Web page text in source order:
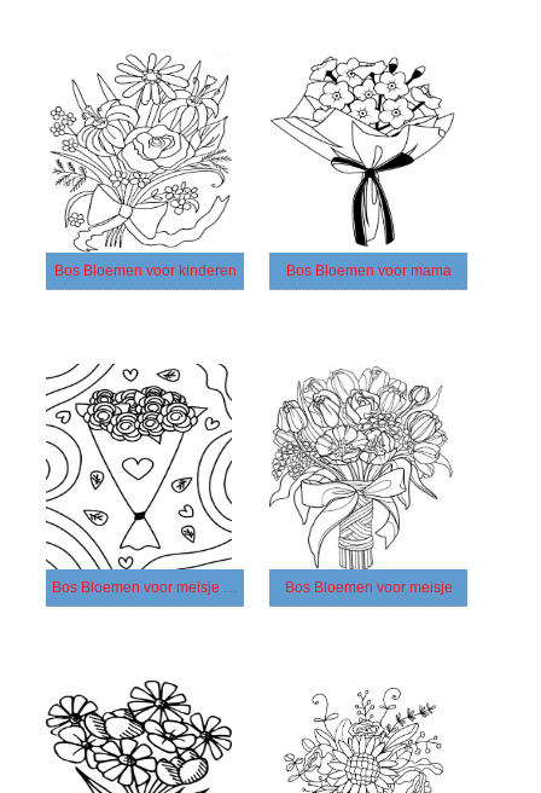
Bos Bloemen voor kinderen Bos Bloemen voor mama
Bos Bloemen voor meisje gratis Bos Bloemen voor meisje